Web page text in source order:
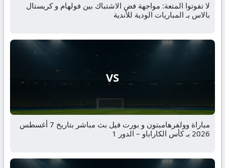
لا تفوتوا المتعة: مواجهة فض الاشتباك بين فولهام و كريستال
بالاس بـ المباريات الودية للأندية
VS
مباراة وولفرهامبتون و بورت فيل بث مباشر بتاريخ 7 أغسطس
2026 بـ كأس الكاراباو – الدور 1